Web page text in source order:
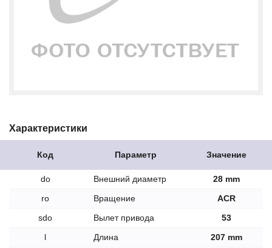
Характеристики
Код Параметр Значение
do Внешний диаметр
28 mm
ro
Вращение
ACR
sdo
Вылет привода
53
l
Длина
207 mm